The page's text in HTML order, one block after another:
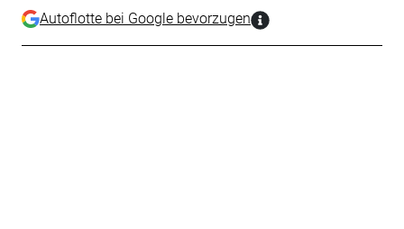
Autoflotte bei Google bevorzugen